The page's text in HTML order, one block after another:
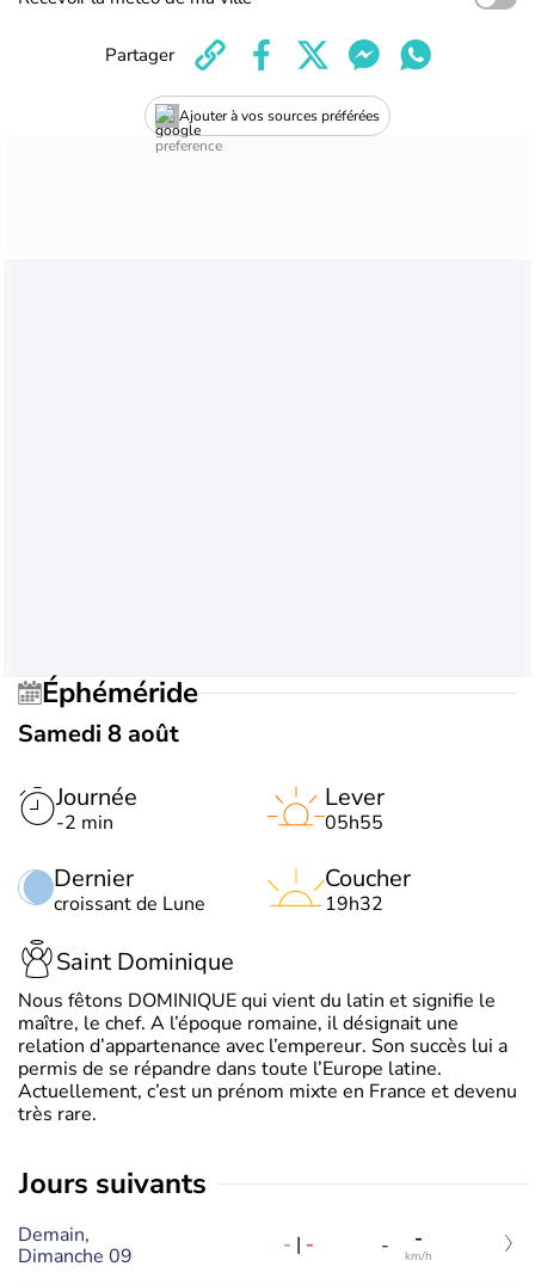
Ajouter à vos sources préférées
Partager
Éphéméride
Samedi 8 août
Journée
-2 min
Dernier
croissant de Lune
Lever
05h55
Coucher
19h32
Saint Dominique
Nous fêtons DOMINIQUE qui vient du latin et signifie le
maître, le chef. A l’époque romaine, il désignait une
relation d’appartenance avec l’empereur. Son succès lui a
permis de se répandre dans toute l’Europe latine.
Actuellement, c’est un prénom mixte en France et devenu
très rare.
jours suivants
Demain,
Dimanche 09
- | - - -
km/h